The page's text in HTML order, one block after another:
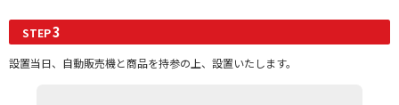
STEP3
設置当日、自動販売機と商品を持参の上、設置いたします。